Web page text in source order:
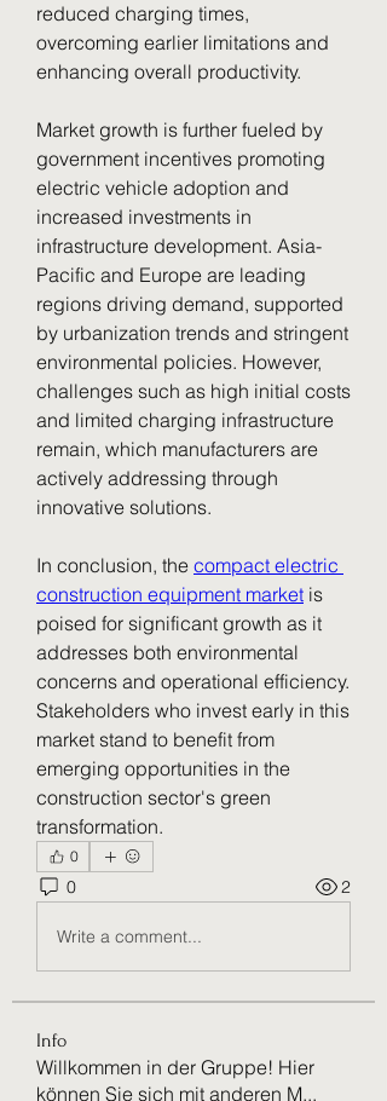
reduced charging times,
overcoming earlier limitations and
enhancing overall productivity.
Market growth is further fueled by
government incentives promoting
electric vehicle adoption and
increased investments in
infrastructure development. Asia-
Pacific and Europe are leading
regions driving demand, supported
by urbanization trends and stringent
environmental policies. However,
challenges such as high initial costs
and limited charging infrastructure
remain, which manufacturers are
actively addressing through
innovative solutions.
In conclusion, the compact electric
construction equipment market is
poised for significant growth as it
addresses both environmental
concerns and operational efficiency.
Stakeholders who invest early in this
market stand to benefit from
emerging opportunities in the
construction sector's green
transformation.
0
0 2
Write a comment...
Info
Willkommen in der Gruppe! Hier
können Sie sich mit anderen M...